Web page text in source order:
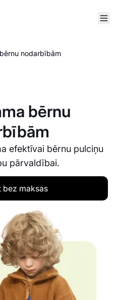
nodarbībām
bērnu
efektīvai bērnu pulciņu
pārvaldībai.
bez maksas